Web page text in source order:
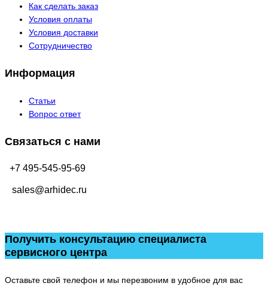
Как сделать заказ
Условия оплаты
Условия доставки
Сотрудничество
Информация
Статьи
Вопрос ответ
Связаться с нами
+7 495-545-95-69
sales@arhidec.ru
Получить консультацию специалиста
сервисного центра
Оставьте свой телефон и мы перезвоним в удобное для вас